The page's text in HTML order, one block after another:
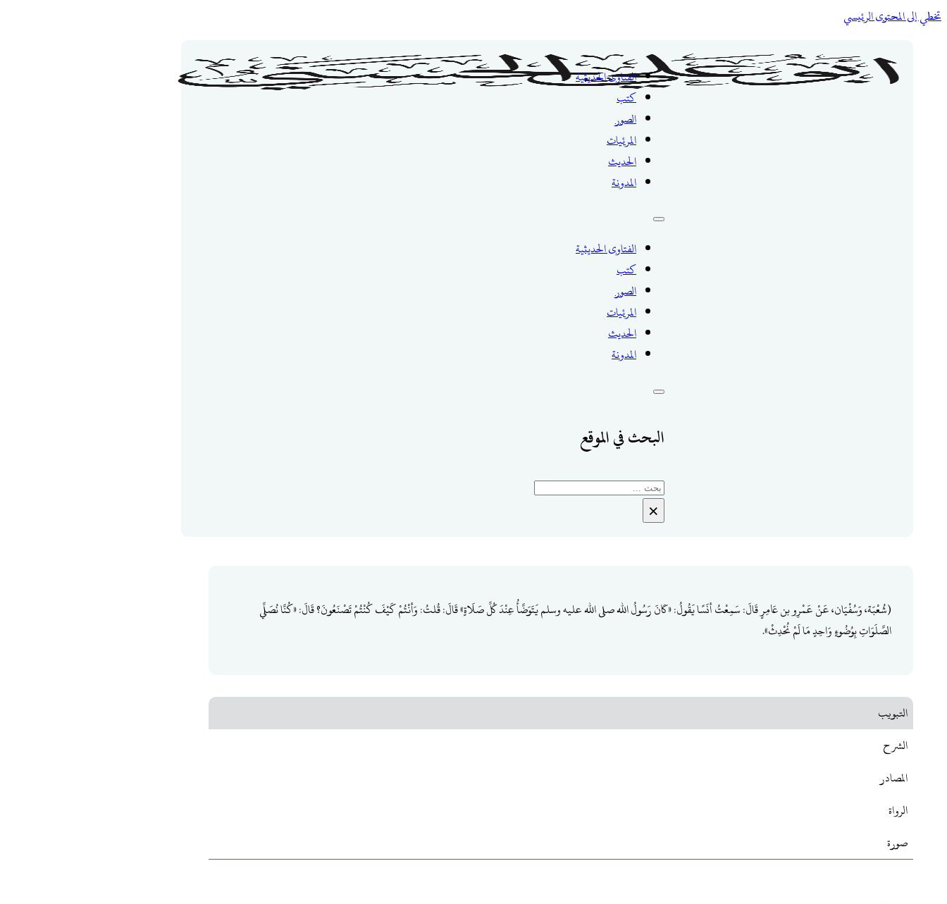
تخطي إلى المحتوى الرئيسي
الفتاوى الحديثية
كتب
الصور
المرئيات
الحديث
المدونة
الفتاوى الحديثية
كتب
الصور
المرئيات
الحديث
المدونة
البحث في الموقع
بحث
×
(شُعْبَة، وَسُفْيَان، عَنْ عَمْرِو بن عَامِرٍ قَالَ: سَمِعْتُ أنَسًا يَقُولُ: «كَانَ رَسُولُ الله صلى الله عليه وسلم يَتَوَضَّأُ عِنْدَ كُلِّ صَلَاةٍ» قَالَ: قُلتُ: وَأنْتُمْ كَيْفَ كُنْتُمْ تَصْنَعُونَ؟ قَالَ: «كُنَّا نُصَلِّي
الصَّلَوَاتِ بِوُضُوءٍ وَاحِدٍ مَا لَمْ نُحْدِثْ».
التبويب
الشرح
المصادر
الرواة
صورة